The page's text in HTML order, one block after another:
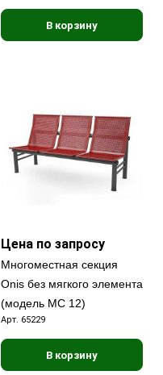
В корзину
Цена по запросу
Многоместная секция
Onis без мягкого элемента
(модель МС 12)
Арт. 65229
В корзину